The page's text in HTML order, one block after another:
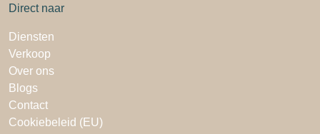
Direct naar
Diensten
Verkoop
Over ons
Blogs
Contact
Cookiebeleid (EU)